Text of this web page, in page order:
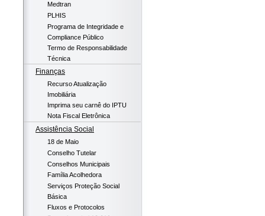
Medtran
PLHIS
Programa de Integridade e
Compliance Público
Termo de Responsabilidade
Técnica
Finanças
Recurso Atualização
Imobiliária
Imprima seu carnê do IPTU
Nota Fiscal Eletrônica
Assistência Social
18 de Maio
Conselho Tutelar
Conselhos Municipais
Família Acolhedora
Serviços Proteção Social
Básica
Fluxos e Protocolos